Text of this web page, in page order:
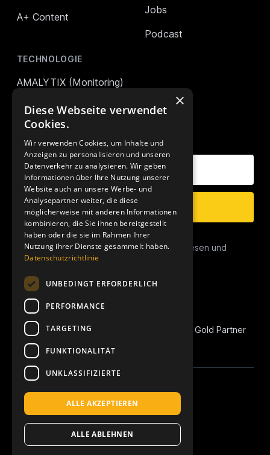
A+ Content
TECHNOLOGIE
AMALYTIX (Monitoring)
Mikro Tools
Jobs
Podcast
UNSER NEWSLETTER
Deine E-Mail Adresse
Anmelden
Datenschutz
Ich habe die Datenschutzerklärung
gelesen und
stimme dieser zu.
REVOIC ist Amazon Marketplace EU Agency Gold Partner
und Amazon Advertising Verified Partner.
InstagramApple Podcast
SpotifyYouTube
Made with ♥ in Köln-Ehrenfeld
×
Diese Webseite verwendet
Cookies.
Wir verwenden Cookies, um Inhalte und
Anzeigen zu personalisieren und unseren
Datenverkehr zu analysieren. Wir geben
Informationen über Ihre Nutzung unserer
Website auch an unsere Werbe- und
Analysepartner weiter, die diese
möglicherweise mit anderen Informationen
kombinieren, die Sie ihnen bereitgestellt
haben oder die sie im Rahmen Ihrer
Nutzung ihrer Dienste gesammelt haben.
Datenschutzrichtlinie
UNBEDINGT ERFORDERLICH
PERFORMANCE
TARGETING
FUNKTIONALITÄT
UNKLASSIFIZIERTE
ALLE AKZEPTIEREN
ALLE ABLEHNEN